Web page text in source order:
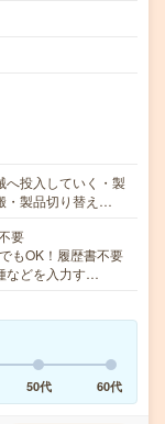
へ投入していく・製
・製品切り替え…
要
もOK！履歴書不要
などを入力す…
50代 60代